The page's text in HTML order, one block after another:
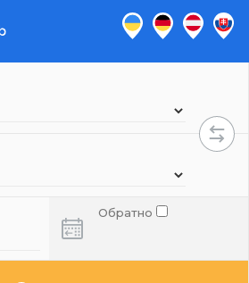
Обратно